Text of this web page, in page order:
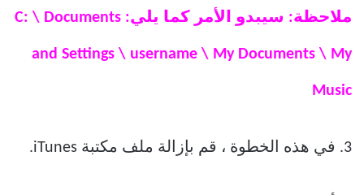
ملاحظة: سيبدو الأمر كما يلي: C: \ Documents
and Settings \ username \ My Documents \ My
Music
3. في هذه الخطوة ، قم بإزالة ملف مكتبة iTunes.